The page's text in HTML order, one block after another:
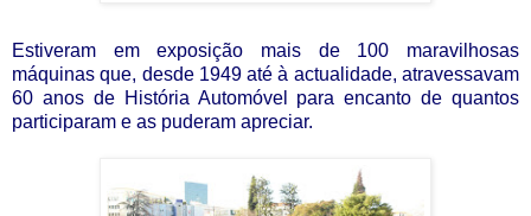
Estiveram em exposição mais de 100 maravilhosas
máquinas que, desde 1949 até à actualidade, atravessavam
60 anos de História Automóvel para encanto de quantos
participaram e as puderam apreciar.